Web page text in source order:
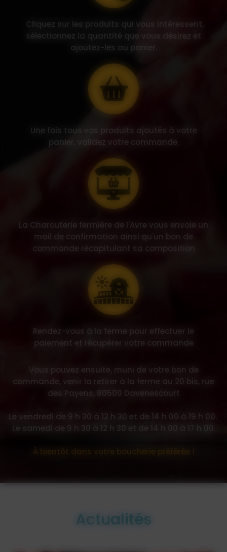
Cliquez sur les produits qui vous intéressent,
sélectionnez la quantité que vous désirez et
ajoutez-les au panier.
Une fois tous vos produits ajoutés à votre
panier, validez votre commande.
La Charcuterie fermière de l'Avre vous envoie un
mail de confirmation ainsi qu'un bon de
commande récapitulant sa composition
Rendez-vous à la ferme pour effectuer le
paiement et récupérer votre commande
Vous pouvez ensuite, muni de votre bon de
commande, venir la retirer à la ferme au 20 bis, rue
des Payens, 80500 Davenescourt
Le vendredi de 9 h 30 à 12 h 30 et de 14 h 00 à 19 h 00.
Le samedi de 9 h 30 à 12 h 30 et de 14 h 00 à 17 h 00.
À bientôt dans votre boucherie préférée !
Actualités